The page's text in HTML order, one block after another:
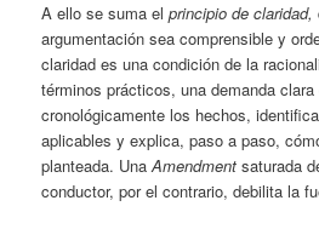
A ello se suma elprincipio de claridad,
argumentación sea comprensible y
claridad es una condición de la
términos prácticos, una demanda
cronológicamente los hechos,
aplicables y explica, paso a paso,
planteada. UnaAmendment saturada
conductor, por el contrario, debilita la